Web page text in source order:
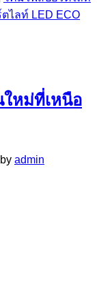
ไลท์ LED ECO
หม่ที่เหนือ
by admin